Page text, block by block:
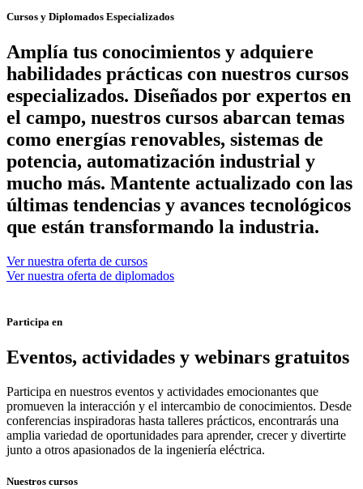
Cursos y Diplomados Especializados
Amplía tus conocimientos y adquiere
habilidades prácticas con nuestros cursos
especializados. Diseñados por expertos en
el campo, nuestros cursos abarcan temas
como energías renovables, sistemas de
potencia, automatización industrial y
mucho más. Mantente actualizado con las
últimas tendencias y avances tecnológicos
que están transformando la industria.
Ver nuestra oferta de cursos
Ver nuestra oferta de diplomados
Participa en
Eventos, actividades y webinars gratuitos
Participa en nuestros eventos y actividades emocionantes que
promueven la interacción y el intercambio de conocimientos. Desde
conferencias inspiradoras hasta talleres prácticos, encontrarás una
amplia variedad de oportunidades para aprender, crecer y divertirte
junto a otros apasionados de la ingeniería eléctrica.
Nuestros cursos